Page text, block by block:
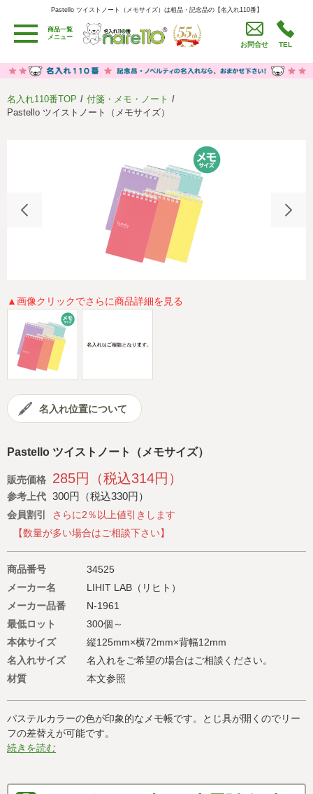
Pastello ツイストノート（メモサイズ）は粗品・記念品の【名入れ110番】
Pastello ツイストノート（メモサイズ）は粗品・記念品の【名入れ110番】
商品一覧
メニュー
お問合せ TEL
用途別カテゴリ
卒園・卒業記念品
労働組合・設立記念・周年記念
うちわ・扇子・ファン
イベント・パーティーグッズ
セール品グッズ
名入れについて
社会貢献活動 特定商取引法に基づく表記
著作権と推奨環境について プライバシーポリシー
名入れ110番TOP
付箋・メモ・ノート
Pastello ツイストノート（メモサイズ）
▲画像クリックでさらに商品詳細を見る
名入れ位置について
Pastello ツイストノート（メモサイズ）
販売価格 285円（税込314円）
参考上代 300円（税込330円）
会員割引
さらに2％以上値引きします
【数量が多い場合はご相談下さい】
商品番号
34525
メーカー名
LIHIT LAB（リヒト）
メーカー品番
N-1961
最低ロット
300個～
本体サイズ
縦125mm×横72mm×背幅12mm
名入れサイズ
名入れをご希望の場合はご相談ください。
材質
本文参照
パステルカラーの色が印象的なメモ帳です。とじ具が開くのでリー
フの差替えが可能です。
続きを読む